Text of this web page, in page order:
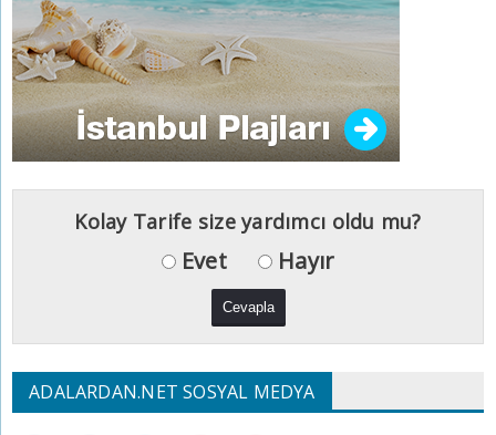
Kolay Tarife size yardımcı oldu mu?
Evet Hayır
ADALARDAN.NET SOSYAL MEDYA